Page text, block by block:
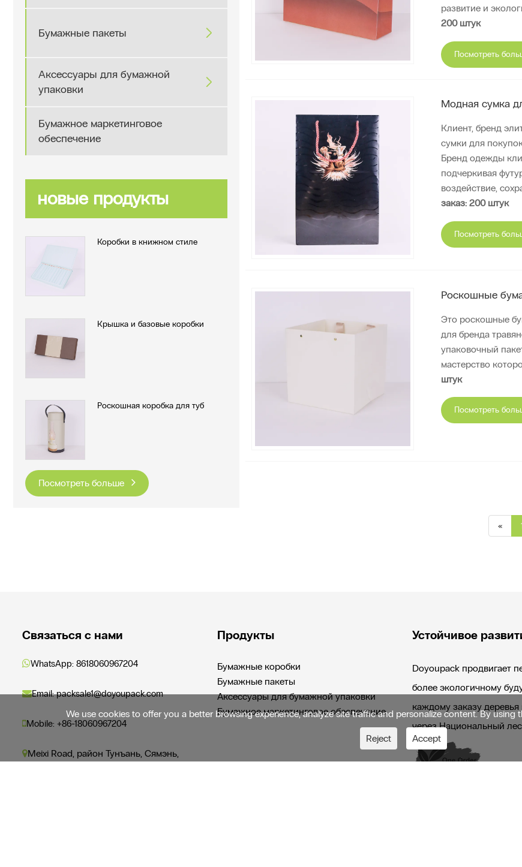
Бумажные пакеты 
Аксессуары для бумажной
упаковки

Бумажное маркетинговое
обеспечение
новые продукты
Коробки в книжном стиле
Крышка и базовые коробки
Роскошная коробка для туб
Посмотреть больше
развитие и
200 штук
Посмотреть
Модная сумка
Клиент, бренд
сумки для
Бренд одежды
подчеркивая
воздействие,
заказ: 200 штук
Посмотреть
Роскошные
Это роскошные
для бренда
упаковочный
мастерство
штук
Посмотреть
«
Связаться с нами
WhatsApp: 8618060967204
Email: packsale1@doyoupack.com
Mobile: +86-18060967204
Meixi Road, район Тунъань, Сямэнь,
Продукты
Бумажные коробки
Бумажные пакеты
Аксессуары для бумажной упаковки
Бумажное маркетинговое обеспечение
Устойчивое
Doyoupack продвигает
более экологичному
каждому заказу
через Национальный
We use cookies to offer you a better browsing experience, analyze site traffic and personalize content. By
Reject Accept